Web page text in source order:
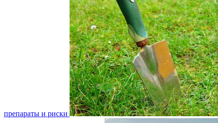
препараты и риски